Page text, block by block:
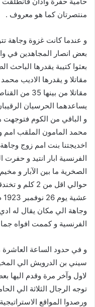
منتصرتان كما هو معروف .
و عندما كانت غزوة وجاهة
بعض انصار المجاهدين في
مقاتلا من
يساعدهما الحرسيان
و الباقي من الكوم فتوجهت
محمد المامون الملقب
اخديجتنا بنت امم زوج
الفرنسية ابار انتيد و
الصخرية ما بين الآبار و
حوالي اقل من
وجاهة الي مكان يقال له
الفرنسية و كممت افواه
و في حدود الساعة العاشرة
سيني بن الدرويش الي
لاول وآخر مرة وقدم اليها
توجه الرجال الثلاثة الي
ورصدوا المواقع